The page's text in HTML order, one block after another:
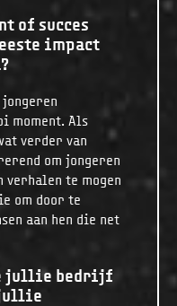
of succes
impact
jongeren
moment. Als
verder van
om jongeren
verhalen te mogen
om door te
aan hen die net
jullie bedrijf
jullie